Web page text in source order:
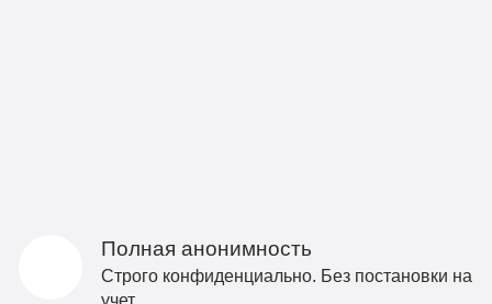
Полная анонимность
Строго конфиденциально. Без постановки на
учет